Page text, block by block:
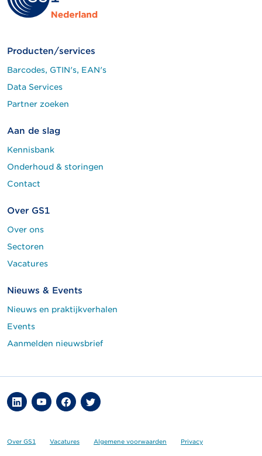
Producten/services
Barcodes, GTIN's, EAN's
Data Services
Partner zoeken
Aan de slag
Kennisbank
Onderhoud & storingen
Contact
Over GS1
Over ons
Sectoren
Vacatures
Nieuws & Events
Nieuws en praktijkverhalen
Events
Aanmelden nieuwsbrief
Over GS1 Vacatures Algemene voorwaarden Privacy